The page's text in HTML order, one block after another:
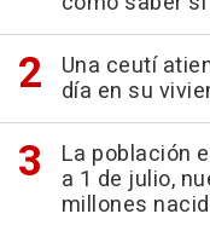
Una ceutí
día en su
La población
a 1 de julio,
millones